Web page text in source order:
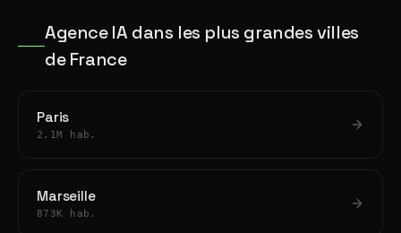
Agence IA dans les plus grandes villes
de France
Paris
2.1M hab.
Marseille
873K hab.